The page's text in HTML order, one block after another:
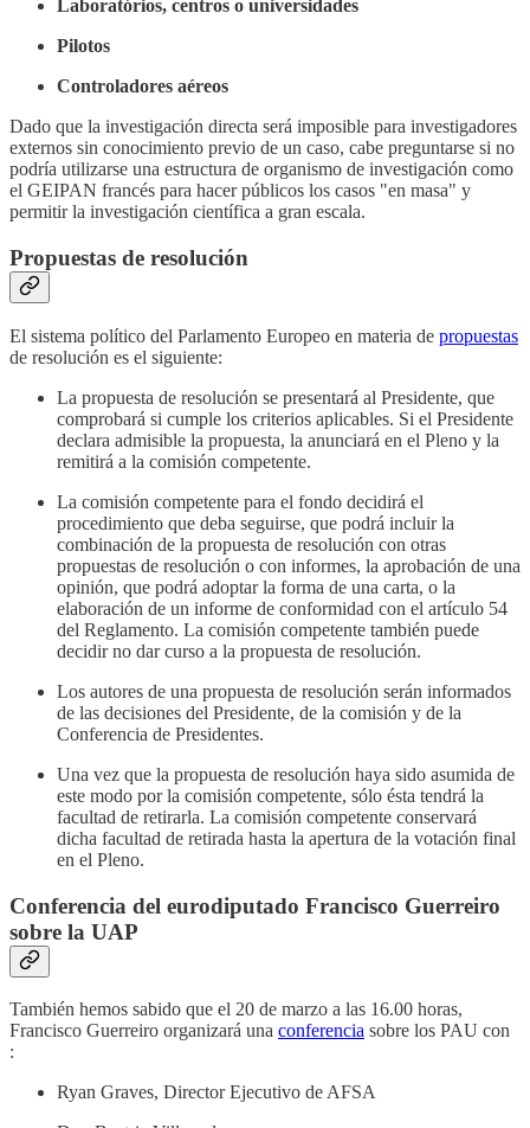
Laboratórios, centros o universidades
Pilotos
Controladores aéreos
Dado que la investigación directa será imposible para investigadores
externos sin conocimiento previo de un caso, cabe preguntarse si no
podría utilizarse una estructura de organismo de investigación como
el GEIPAN francés para hacer públicos los casos "en masa" y
permitir la investigación científica a gran escala.
Propuestas de resolución
El sistema político del Parlamento Europeo en materia de propuestas
de resolución es el siguiente:
La propuesta de resolución se presentará al Presidente, que
comprobará si cumple los criterios aplicables. Si el Presidente
declara admisible la propuesta, la anunciará en el Pleno y la
remitirá a la comisión competente.
La comisión competente para el fondo decidirá el
procedimiento que deba seguirse, que podrá incluir la
combinación de la propuesta de resolución con otras
propuestas de resolución o con informes, la aprobación de una
opinión, que podrá adoptar la forma de una carta, o la
elaboración de un informe de conformidad con el artículo 54
del Reglamento. La comisión competente también puede
decidir no dar curso a la propuesta de resolución.
Los autores de una propuesta de resolución serán informados
de las decisiones del Presidente, de la comisión y de la
Conferencia de Presidentes.
Una vez que la propuesta de resolución haya sido asumida de
este modo por la comisión competente, sólo ésta tendrá la
facultad de retirarla. La comisión competente conservará
dicha facultad de retirada hasta la apertura de la votación final
en el Pleno.
Conferencia del eurodiputado Francisco Guerreiro
sobre la UAP
También hemos sabido que el 20 de marzo a las 16.00 horas,
Francisco Guerreiro organizará una conferencia sobre los PAU con
:
Ryan Graves, Director Ejecutivo de AFSA